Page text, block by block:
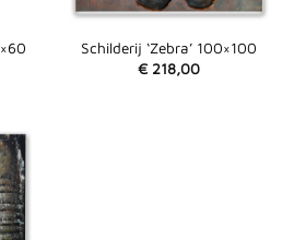
Schilderij ‘Zebra’ 100×100
€ 218,00